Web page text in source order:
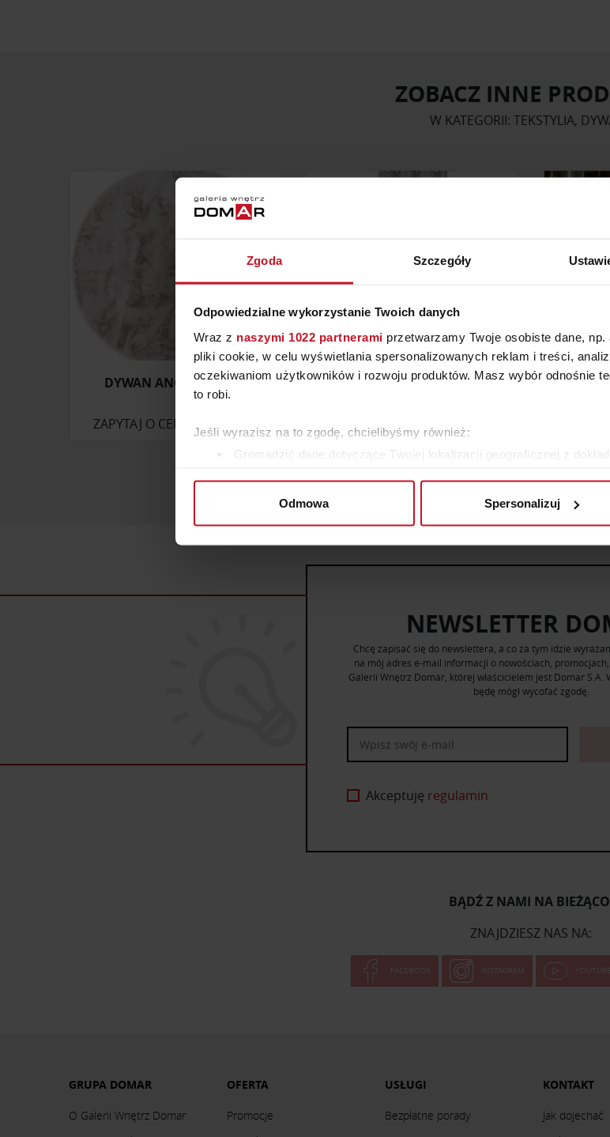
Zgoda Szczegóły
Odpowiedzialne wykorzystanie Twoich danych
Wraz z naszymi 1022 partnerami przetwarzamy Twoje osobiste dane,
pliki cookie, w celu wyświetlania spersonalizowanych reklam i treści,
oczekiwaniom użytkowników i rozwoju produktów. Masz wybór odnośnie
to robi.
Jeśli wyrazisz na to zgodę, chcielibyśmy również:
Gromadzić dane dotyczące Twojej lokalizacji geograficznej z
Dowiedz się więcej odnośnie tego, jak Twoje osobiste dane są
Wykorzystujemy pliki cookie do spersonalizowania treści i reklam, aby
uzyskanymi podczas korzystania z ich usług.
Odmowa Spersonalizuj
ZOBACZ INNE
W KATEGORII: TEKSTYLIA,
DYWAN ANGELO KOŁO
ZAPYTAJ O CENĘ W SALONIE
ZASŁONA NATURALNA ANITA
ZAPYTAJ O CENĘ W SALONIE
WIĘCEJ PRODUKTÓW Z TEJ
NEWSLETTER
Chcę zapisać się do newslettera, a co za tym idzie
na mój adres e-mail informacji o nowościach,
Galerii Wnętrz Domar, której właścicielem jest Domar S.A.
będę mógł wycofać zgodę.
Akceptuję regulamin
BĄDŹ Z NAMI NA
ZNAJDZIESZ NAS NA:
FACEBOOK INSTAGRAM YOUTUBE
GRUPA DOMAR
O Galerii Wnętrz Domar
OFERTA
Promocje
USŁUGI
Bezpłatne porady
KONTAKT
Jak dojechać